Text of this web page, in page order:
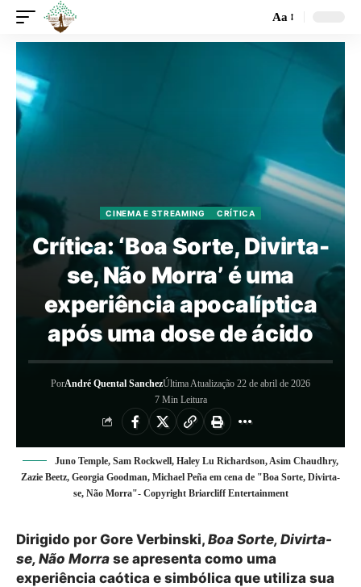
Aa
CINEMA E STREAMING CRÍTICA
Crítica: ‘Boa Sorte, Divirta-
se, Não Morra’ é uma
experiência apocalíptica
após uma dose de ácido
PorAndré Quental SanchezÚltima Atualização 22 de abril de 2026
7 Min Leitura
Juno Temple, Sam Rockwell, Haley Lu Richardson, Asim Chaudhry,
Zazie Beetz, Georgia Goodman, Michael Peña em cena de "Boa Sorte, Divirta-
se, Não Morra"- Copyright Briarcliff Entertainment
Dirigido por Gore Verbinski, Boa Sorte, Divirta-
se, Não Morra se apresenta como uma
experiência caótica e simbólica que utiliza sua